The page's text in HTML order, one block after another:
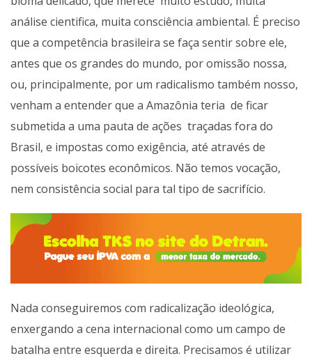
análise cientifica, muita consciência ambiental. É preciso
que a competência brasileira se faça sentir sobre ele,
antes que os grandes do mundo, por omissão nossa,
ou, principalmente, por um radicalismo também nosso,
venham a entender que a Amazônia teria de ficar
submetida a uma pauta de ações traçadas fora do
Brasil, e impostas como exigência, até através de
possíveis boicotes econômicos. Não temos vocação,
nem consistência social para tal tipo de sacrifício.
Nada conseguiremos com radicalização ideológica,
enxergando a cena internacional como um campo de
batalha entre esquerda e direita. Precisamos é utilizar